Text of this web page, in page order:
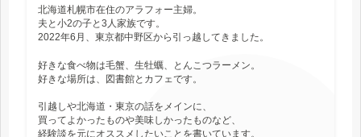
北海道札幌市在住のアラフォー主婦。
夫と小2の子と3人家族です。
2022年6月、東京都中野区から引っ越してきました。
好きな食べ物は毛蟹、生牡蠣、とんこつラーメン。
好きな場所は、図書館とカフェです。
引越しや北海道・東京の話をメインに、
買ってよかったものや美味しかったものなど、
経験談を元にオススメしたいことを書いています。